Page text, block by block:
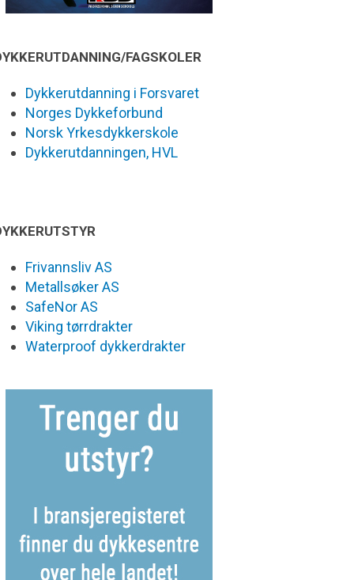
FAGSKOLER
Dykkerutdanning i Forsvaret
Norges Dykkeforbund
Norsk Yrkesdykkerskole
Dykkerutdanningen, HVL
Frivannsliv AS
Metallsøker AS
SafeNor AS
Viking tørrdrakter
Waterproof dykkerdrakter